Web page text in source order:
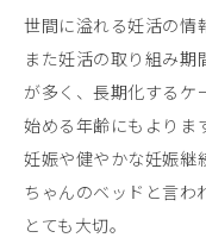
世間に溢れる妊活の情
また妊活の取り組み
が多く、長期化するケ
始める年齢にもよりま
妊娠や健やかな妊娠継
ちゃんのベッドと言わ
とても大切。